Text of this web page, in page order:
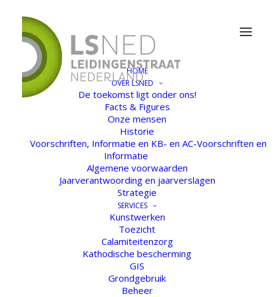
HOME
OVER LSNED
De toekomst ligt onder ons!
Facts & Figures
Onze mensen
Historie
Voorschriften, Informatie en KB- en AC-Voorschriften en
Informatie
Algemene voorwaarden
Jaarverantwoording en jaarverslagen
Strategie
SERVICES
Kunstwerken
Toezicht
Calamiteitenzorg
Kathodische bescherming
GIS
Grondgebruik
Beheer